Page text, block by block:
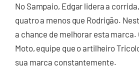
No Sampaio, Edgar lidera a
quatro a menos que Rodrigão.
a chance de melhorar esta marca.
Moto, equipe que o artilheiro
sua marca constantemente.